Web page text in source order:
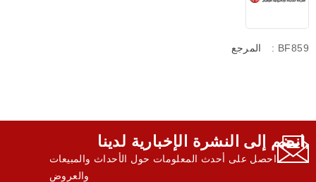
المرجع : BF859
انضم إلى النشرة الإخبارية لدينا,
احصل على أحدث المعلومات حول الأحداث والمبيعات
والعروض